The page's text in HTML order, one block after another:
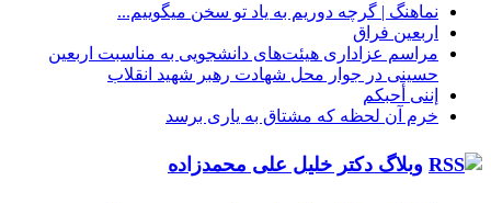
نماهنگ |‌ گرچه دوریم به یاد تو سخن میگوییم...
اربعین فراق
مراسم عزاداری هیئت‌های دانشجویی به مناسبت اربعین
حسینی در جوار محل شهادت رهبر شهید انقلاب
إننی أحبکم
خرم آن لحظه که مشتاق به یاری برسد
وبلاگ دکتر خلیل علی محمدزاده